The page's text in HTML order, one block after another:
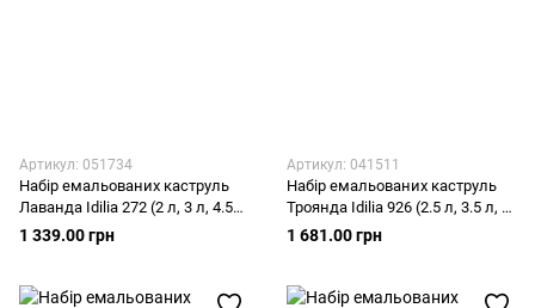
Артикул: 051734
Набір емальованих каструль
Лаванда Idilia 272 (2 л, 3 л, 4.5
л)
1 339.00 грн
Артикул: 041511
Набір емальованих каструль
Троянда Idilia 926 (2.5 л, 3.5 л, 5
л)
1 681.00 грн